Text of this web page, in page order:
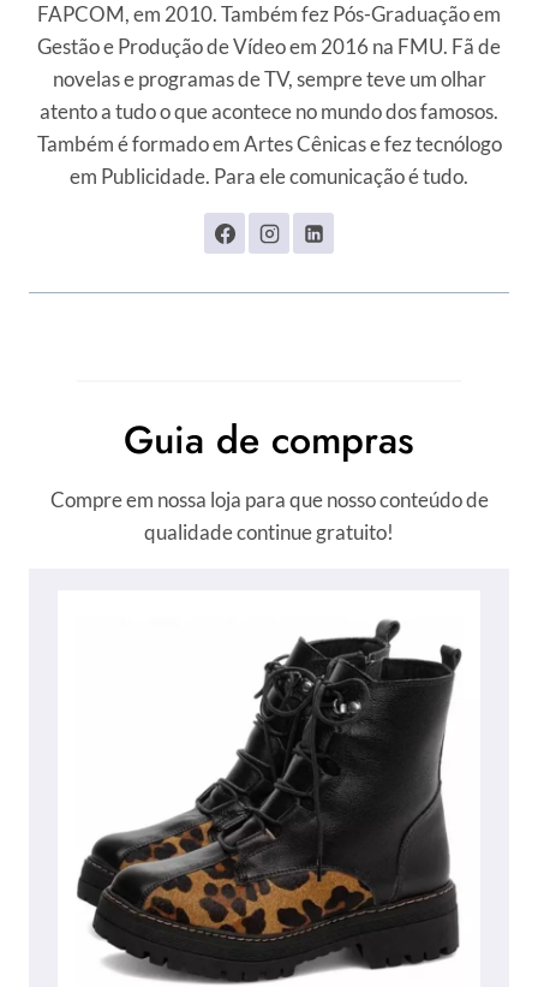
FAPCOM, em 2010. Também fez Pós-Graduação em
Gestão e Produção de Vídeo em 2016 na FMU. Fã de
novelas e programas de TV, sempre teve um olhar
atento a tudo o que acontece no mundo dos famosos.
Também é formado em Artes Cênicas e fez tecnólogo
em Publicidade. Para ele comunicação é tudo.
Guia de compras
Compre em nossa loja para que nosso conteúdo de
qualidade continue gratuito!